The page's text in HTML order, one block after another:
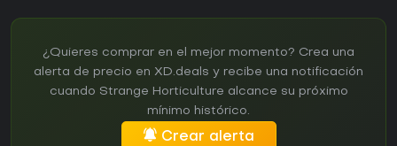
¿Quieres comprar en el mejor momento? Crea una
alerta de precio en XD.deals y recibe una notificación
cuando Strange Horticulture alcance su próximo
mínimo histórico.
Crear alerta